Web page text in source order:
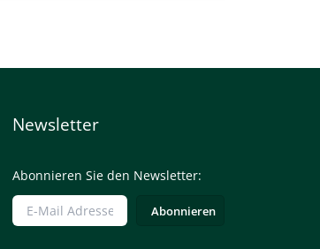
Newsletter
Abonnieren Sie den Newsletter: